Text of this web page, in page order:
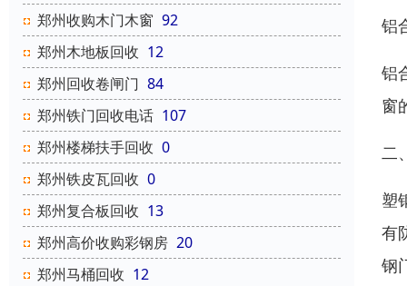
郑州收购木门木窗 92
郑州木地板回收 12
郑州回收卷闸门 84
郑州铁门回收电话 107
郑州楼梯扶手回收 0
郑州铁皮瓦回收 0
郑州复合板回收 13
郑州高价收购彩钢房 20
郑州马桶回收 12
铝
铝
窗
二
塑
有
钢